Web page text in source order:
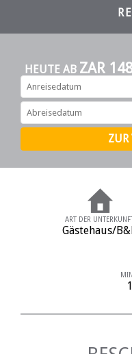
HEUTE AB ZAR
ART DER UNTERKUNFT
Gästehaus/